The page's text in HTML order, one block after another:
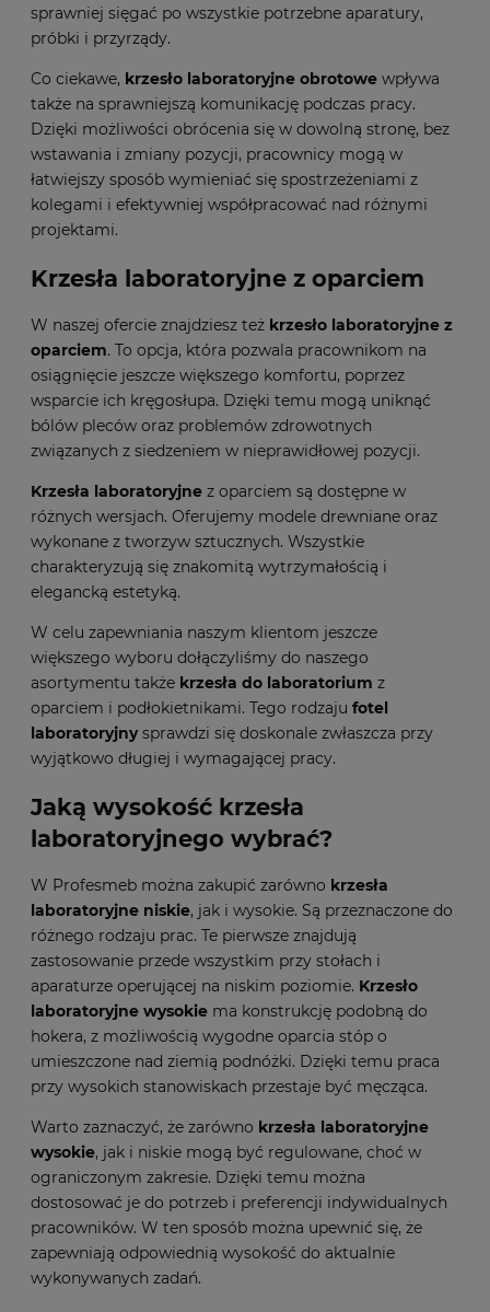
sprawniej sięgać po wszystkie potrzebne aparatury,
próbki i przyrządy.
Co ciekawe, krzesło laboratoryjne obrotowe wpływa
także na sprawniejszą komunikację podczas pracy.
Dzięki możliwości obrócenia się w dowolną stronę, bez
wstawania i zmiany pozycji, pracownicy mogą w
łatwiejszy sposób wymieniać się spostrzeżeniami z
kolegami i efektywniej współpracować nad różnymi
projektami.
Krzesła laboratoryjne z oparciem
W naszej ofercie znajdziesz też krzesło laboratoryjne z
oparciem. To opcja, która pozwala pracownikom na
osiągnięcie jeszcze większego komfortu, poprzez
wsparcie ich kręgosłupa. Dzięki temu mogą uniknąć
bólów pleców oraz problemów zdrowotnych
związanych z siedzeniem w nieprawidłowej pozycji.
Krzesła laboratoryjne z oparciem są dostępne w
różnych wersjach. Oferujemy modele drewniane oraz
wykonane z tworzyw sztucznych. Wszystkie
charakteryzują się znakomitą wytrzymałością i
elegancką estetyką.
W celu zapewniania naszym klientom jeszcze
większego wyboru dołączyliśmy do naszego
asortymentu także krzesła do laboratorium z
oparciem i podłokietnikami. Tego rodzaju fotel
laboratoryjnysprawdzi się doskonale zwłaszcza przy
wyjątkowo długiej i wymagającej pracy.
Jaką wysokość krzesła
laboratoryjnego wybrać?
W Profesmeb można zakupić zarówno krzesła
laboratoryjne niskie, jak i wysokie. Są przeznaczone do
różnego rodzaju prac. Te pierwsze znajdują
zastosowanie przede wszystkim przy stołach i
aparaturze operującej na niskim poziomie. Krzesło
laboratoryjne wysokie ma konstrukcję podobną do
hokera, z możliwością wygodne oparcia stóp o
umieszczone nad ziemią podnóżki. Dzięki temu praca
przy wysokich stanowiskach przestaje być męcząca.
Warto zaznaczyć, że zarówno krzesła laboratoryjne
wysokie, jak i niskie mogą być regulowane, choć w
ograniczonym zakresie. Dzięki temu można
dostosować je do potrzeb i preferencji indywidualnych
pracowników. W ten sposób można upewnić się, że
zapewniają odpowiednią wysokość do aktualnie
wykonywanych zadań.